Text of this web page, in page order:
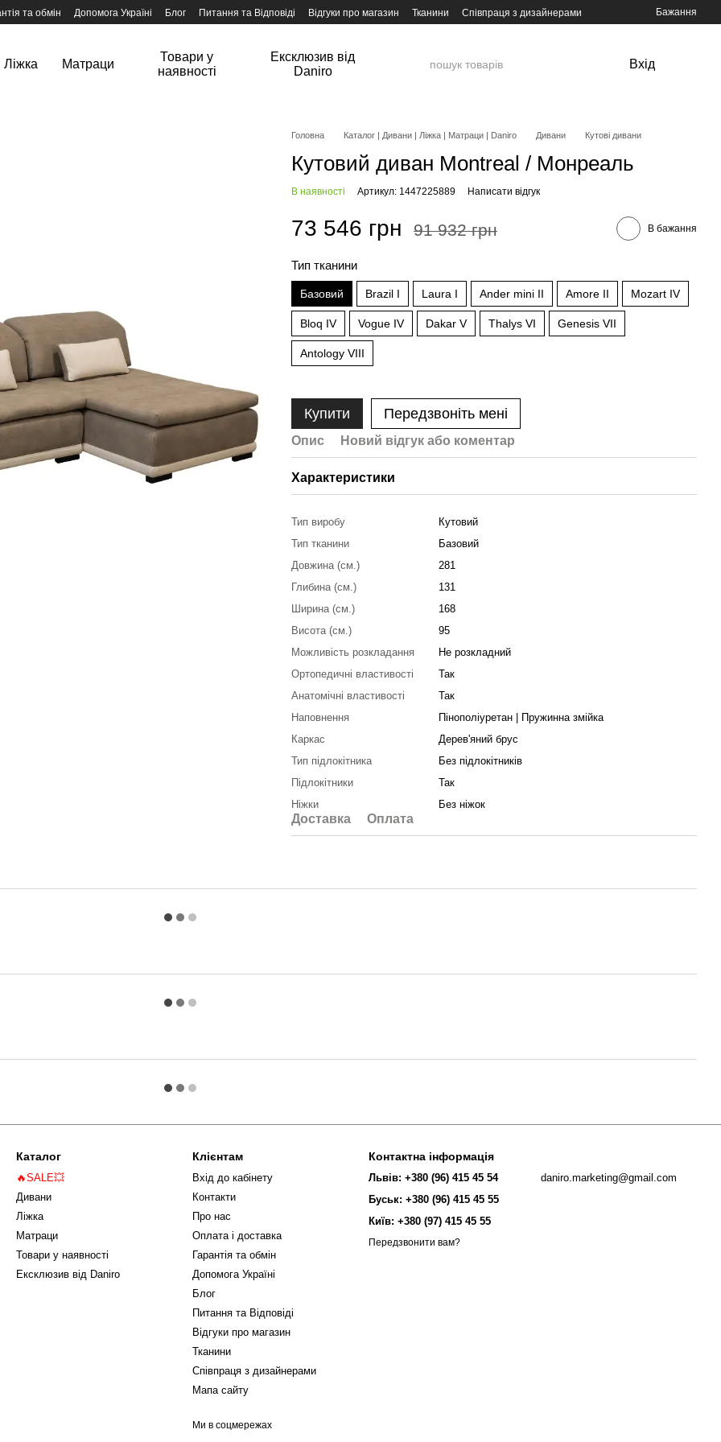
та обмін Допомога Україні Блог Питання та Відповіді Відгуки про магазин Тканини Співпраця з дизайнерами Бажання
Ліжка Матраци
Товари у
наявності
Ексклюзив від
Daniro
Вхід
Головна Каталог | Дивани | Ліжка | Матраци | Daniro Дивани Кутові дивани
Кутовий диван Montreal / Монреаль
В наявності Артикул: 1447225889 Написати відгук
73 546 грн 91 932 грн В бажання
Тип тканини
Базовий Brazil I Laura I Ander mini II Amore II Mozart IV
Bloq IV Vogue IV Dakar V Thalys VI Genesis VII
Antology VIII
Купити Передзвоніть мені
Опис Новий відгук або коментар
Характеристики
Тип виробу
Кутовий
Тип тканини
Базовий
Довжина (см.)
281
Глибина (см.)
131
Ширина (см.)
168
Висота (см.)
95
Можливість розкладання
Не розкладний
Ортопедичні властивості
Так
Анатомічні властивості
Так
Наповнення
Пінополіуретан | Пружинна змійка
Каркас
Дерев'яний брус
Тип підлокітника
Без підлокітників
Підлокітники
Так
Ніжки
Без ніжок
Доставка Оплата
Каталог
🔥SALE💥
Дивани
Ліжка
Матраци
Товари у наявності
Ексклюзив від Daniro
Клієнтам
Вхід до кабінету
Контакти
Про нас
Оплата і доставка
Гарантія та обмін
Допомога Україні
Блог
Питання та Відповіді
Відгуки про магазин
Тканини
Співпраця з дизайнерами
Мапа сайту
Ми в соцмережах
Контактна інформація
Львів: +380 (96) 415 45 54
Буськ: +380 (96) 415 45 55
Київ: +380 (97) 415 45 55
Передзвонити вам?
daniro.marketing@gmail.com